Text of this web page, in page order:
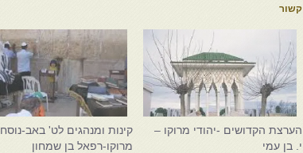
קשור
הערצת הקדושים -יהודי מרוקו –
י. בן עמי
קינות ומנהגים לט' באב-נוסח
מרוקו-רפאל בן שמחון